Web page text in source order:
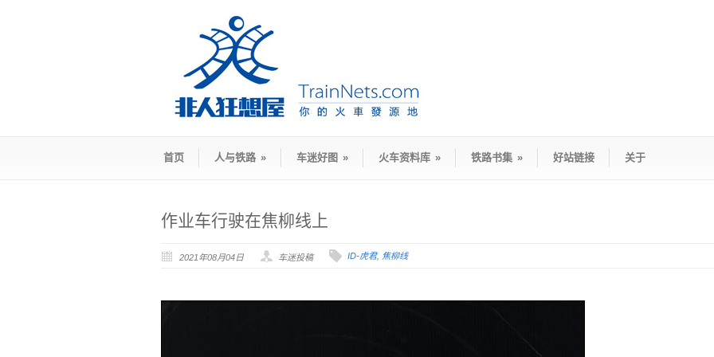
首页 人与铁路 » 车迷好图 » 火车资料库 » 铁路书集 » 好站链接 关于
作业车行驶在焦柳线上
2021年08月04日 车迷投稿 ID-虎君, 焦柳线